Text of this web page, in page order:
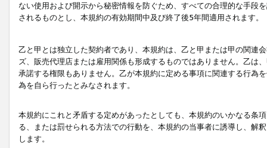
ない使用および開示から秘密情報を防ぐため、すべての合理的な手段
されるものとし、本規約の有効期間中及び終了後5年間適用されます。
乙と甲とは独立した契約者であり、本規約は、乙と甲または甲の関連
ズ、販売代理店または雇用関係も形成するものではありません。乙は
承諾する権限もありません。乙が本規約に定める事項に関連する行為
為を自ら行ったとみなされます。
本規約にこれと矛盾する定めがあったとしても、本規約のいかなる条
る、または罰せられる方法での行動を、本規約の当事者に誘導し、解
します。